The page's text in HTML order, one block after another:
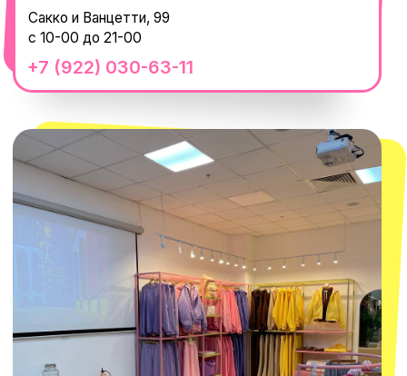
ТРК «Европолис Ростокино»
ул. Проспект Мира, 211 к2
с 10-00 до 22-00
Москва
смотреть в Яндекс.Картах
Нажимая "Подписаться", вы соглашаетесь с Политикой обработки
Согласием на рассылку электронных
ПОДПИСАТЬСЯ
СЕКРЕТНЫЕ ПРОМОКОДЫ, ПРИГЛАШЕНИЯ
НА МЕРОПРИЯТИЯ И АНОНСЫ НОВИНОК
РАНЬШЕ ВСЕХ
@MACROCOSM_STORE